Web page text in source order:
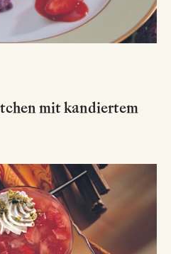
mit kandiertem